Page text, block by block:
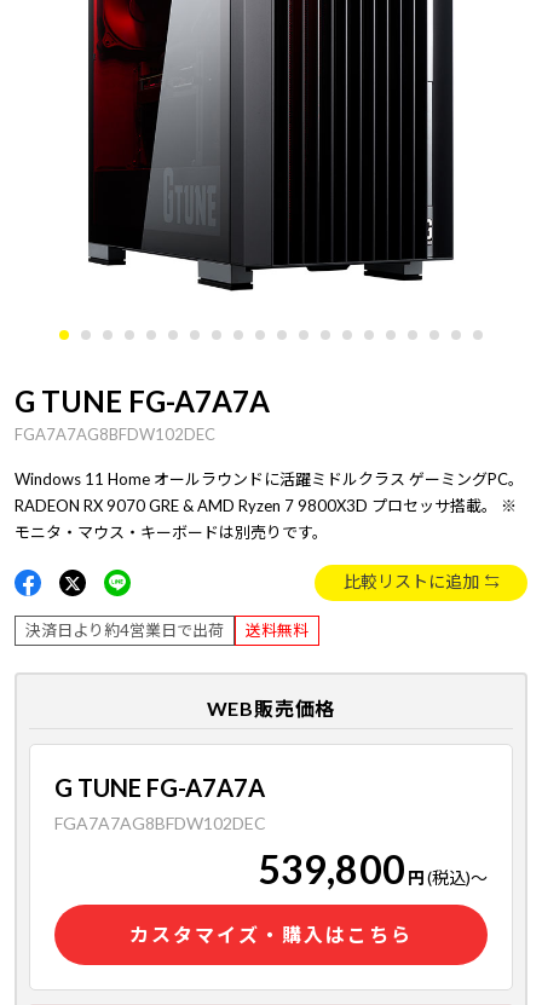
G TUNE FG-A7A7A
FGA7A7AG8BFDW102DEC
Windows 11 Home オールラウンドに活躍ミドルクラス ゲーミングPC。
RADEON RX 9070 GRE & AMD Ryzen 7 9800X3D プロセッサ搭載。 ※
モニタ・マウス・キーボードは別売りです。
比較リストに追加
決済日より約4営業日で出荷 送料無料
WEB販売価格
G TUNE FG-A7A7A
FGA7A7AG8BFDW102DEC
539,800 円(税込)～
カスタマイズ・購入はこちら